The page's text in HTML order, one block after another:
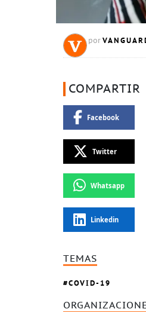
por
COMPARTIR
Facebook
Twitter
Whatsapp
Linkedin
TEMAS
COVID-19